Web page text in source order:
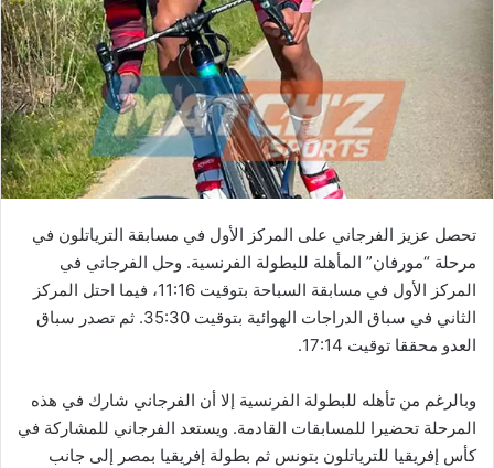
تحصل عزيز الفرجاني على المركز الأول في مسابقة الترياتلون في
مرحلة “مورفان” المأهلة للبطولة الفرنسية. وحل الفرجاني في
المركز الأول في مسابقة السباحة بتوقيت 11:16، فيما احتل المركز
الثاني في سباق الدراجات الهوائية بتوقيت 35:30. ثم تصدر سباق
العدو محققا توقيت 17:14.
وبالرغم من تأهله للبطولة الفرنسية إلا أن الفرجاني شارك في هذه
المرحلة تحضيرا للمسابقات القادمة. ويستعد الفرجاني للمشاركة في
كأس إفريقيا للترياتلون بتونس ثم بطولة إفريقيا بمصر إلى جانب